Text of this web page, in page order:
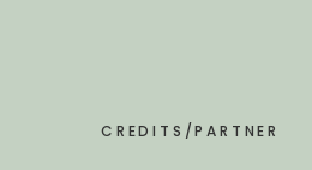
CREDITS/PARTNER